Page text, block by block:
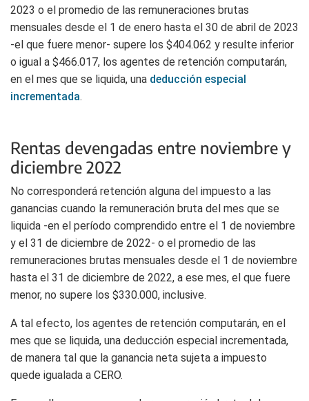
2023 o el promedio de las remuneraciones brutas
mensuales desde el 1 de enero hasta el 30 de abril de 2023
-el que fuere menor- supere los $404.062 y resulte inferior
o igual a $466.017, los agentes de retención computarán,
en el mes que se liquida, una deducción especial
incrementada.
Rentas devengadas entre noviembre y
diciembre 2022
No corresponderá retención alguna del impuesto a las
ganancias cuando la remuneración bruta del mes que se
liquida -en el período comprendido entre el 1 de noviembre
y el 31 de diciembre de 2022- o el promedio de las
remuneraciones brutas mensuales desde el 1 de noviembre
hasta el 31 de diciembre de 2022, a ese mes, el que fuere
menor, no supere los $330.000, inclusive.
A tal efecto, los agentes de retención computarán, en el
mes que se liquida, una deducción especial incrementada,
de manera tal que la ganancia neta sujeta a impuesto
quede igualada a CERO.